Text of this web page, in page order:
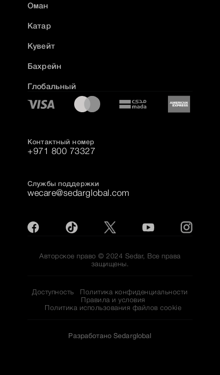
Оман
Катар
Кувейт
Бахрейн
Глобальный
Контактный номер
+971 800 73327
Службы поддержки
wecare@sedarglobal.com
Авторское право © 2024 Sedar, Все права
защищены.
Доступность
Политика конфиденциальности
Правила и условия
Политика использования файлов cookie
Разработано Sedarglobal